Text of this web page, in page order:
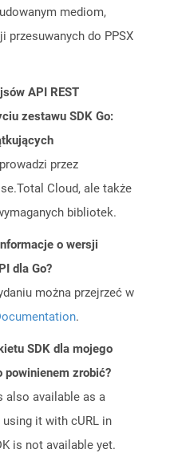
mediom,
przesuwanych do PPSX
API REST
zestawu SDK Go:
przez
Cloud, ale także
bibliotek.
o wersji
dla Go?
można przejrzeć w
.
SDK dla mojego
powinienem zrobić?
also available as a
it with cURL in
is not available yet.